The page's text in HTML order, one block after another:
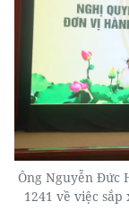
Ông Nguyễn Đức
1241 về việc